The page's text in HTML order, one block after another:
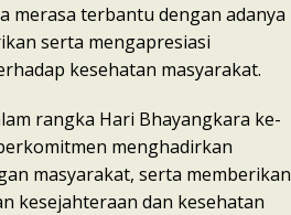
merasa terbantu dengan adanya
serta mengapresiasi
kesehatan masyarakat.
rangka Hari Bhayangkara ke-
menghadirkan
masyarakat, serta memberikan
kesejahteraan dan kesehatan